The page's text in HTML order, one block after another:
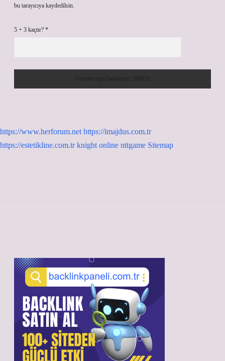
bu tarayıcıya kaydedilsin.
5 + 3 kaçtır? *
https://www.herforum.net https://imajdus.com.tr
https://estetikline.com.tr knight online nttgame Sitemap